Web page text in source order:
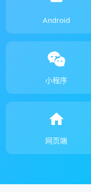
Android
小程序
网页端